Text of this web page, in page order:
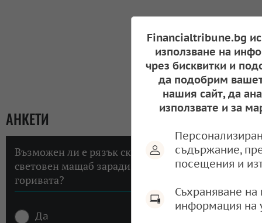
АНКЕТИ
Възможен ли е рязък скок на инфлацията в
световен мащаб заради високите цени на
горивата?
Да
Financialtribune.bg
използване на
чрез бисквитки и
да подобрим
нашия сайт, да
използвате и за
съдържание,
посещения и
Съхраняване
информация на